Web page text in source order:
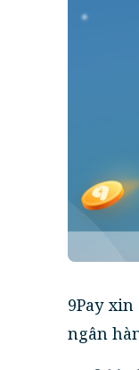
9Pay
ngân